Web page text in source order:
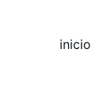
inicio